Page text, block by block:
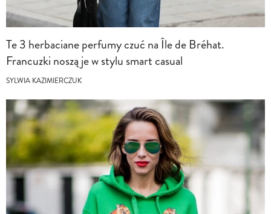
Te 3 herbaciane perfumy czuć na Île de Bréhat.
Francuzki noszą je w stylu smart casual
SYLWIA KAZIMIERCZUK